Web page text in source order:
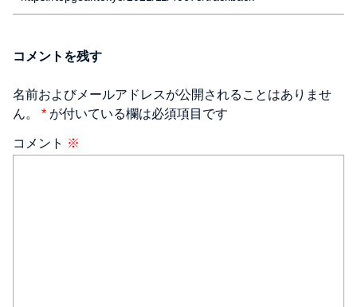
コメントを残す
名前およびメールアドレスが公開されることはありませ
ん。 * が付いている欄は必須項目です
コメント ※